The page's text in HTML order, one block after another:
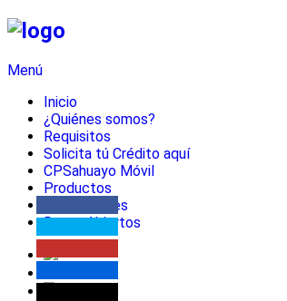
Menú
Inicio
¿Quiénes somos?
Requisitos
Solicita tú Crédito aquí
CPSahuayo Móvil
Productos
Promociones
Datos Abiertos